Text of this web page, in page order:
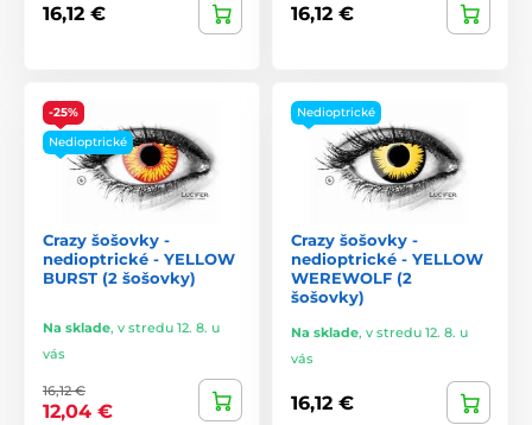
16,12 € 16,12 €
-25%
Nedioptrické
Crazy šošovky -
nedioptrické - YELLOW
BURST (2 šošovky)
Na sklade, v stredu 12. 8. u
vás
16,12 €
12,04 €
Nedioptrické
Crazy šošovky -
nedioptrické - YELLOW
WEREWOLF (2
šošovky)
Na sklade, v stredu 12. 8. u
vás
16,12 €